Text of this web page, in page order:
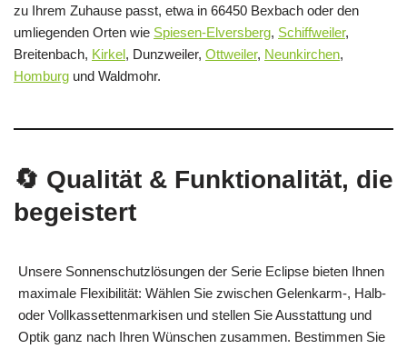
zu Ihrem Zuhause passt, etwa in 66450 Bexbach oder den
umliegenden Orten wie Spiesen-Elversberg, Schiffweiler,
Breitenbach, Kirkel, Dunzweiler, Ottweiler, Neunkirchen,
Homburg und Waldmohr.
🔄 Qualität & Funktionalität, die
begeistert
Unsere Sonnenschutzlösungen der Serie Eclipse bieten Ihnen
maximale Flexibilität: Wählen Sie zwischen Gelenkarm-, Halb-
oder Vollkassettenmarkisen und stellen Sie Ausstattung und
Optik ganz nach Ihren Wünschen zusammen. Bestimmen Sie